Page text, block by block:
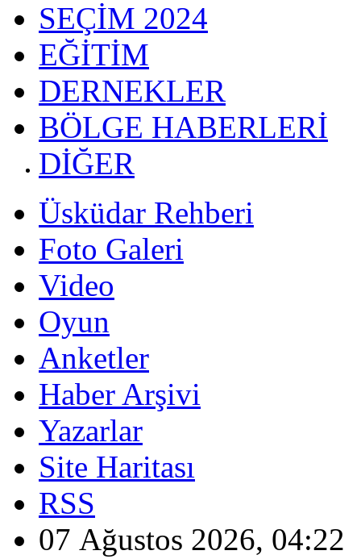
SEÇİM 2024
EĞİTİM
DERNEKLER
BÖLGE HABERLERİ
DİĞER
Üsküdar Rehberi
Foto Galeri
Video
Oyun
Anketler
Haber Arşivi
Yazarlar
Site Haritası
RSS
07 Ağustos 2026, 04:22